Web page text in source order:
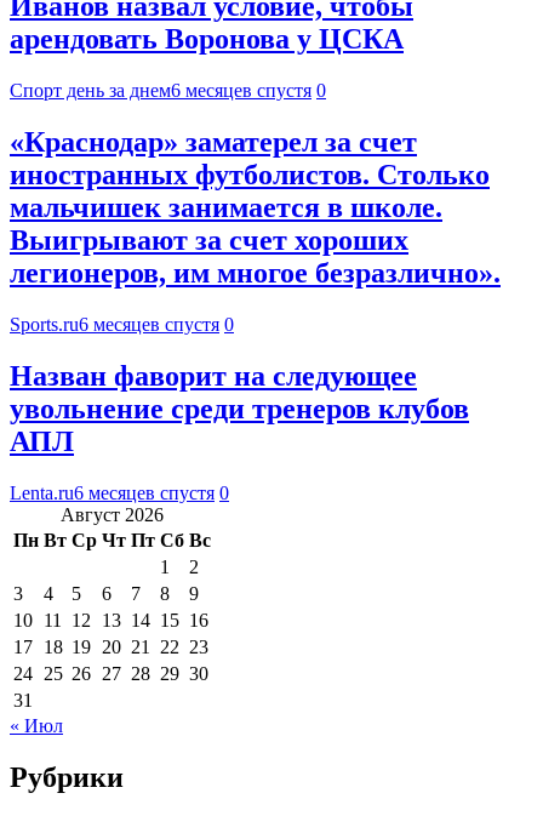
арендовать Воронова у ЦСКА
Спорт день за днем6 месяцев спустя 0
«Краснодар» заматерел за счет
иностранных футболистов. Столько
мальчишек занимается в школе.
Выигрывают за счет хороших
легионеров, им многое безразлично».
Sports.ru6 месяцев спустя 0
Назван фаворит на следующее
увольнение среди тренеров клубов
АПЛ
Lenta.ru6 месяцев спустя 0
Август 2026
Пн Вт Ср Чт Пт Сб Вс
1
2
3
4 5 6 7 8
9
10 11 12 13 14 15 16
17 18 19 20 21 22 23
24 25 26 27 28 29 30
31
« Июл
Рубрики